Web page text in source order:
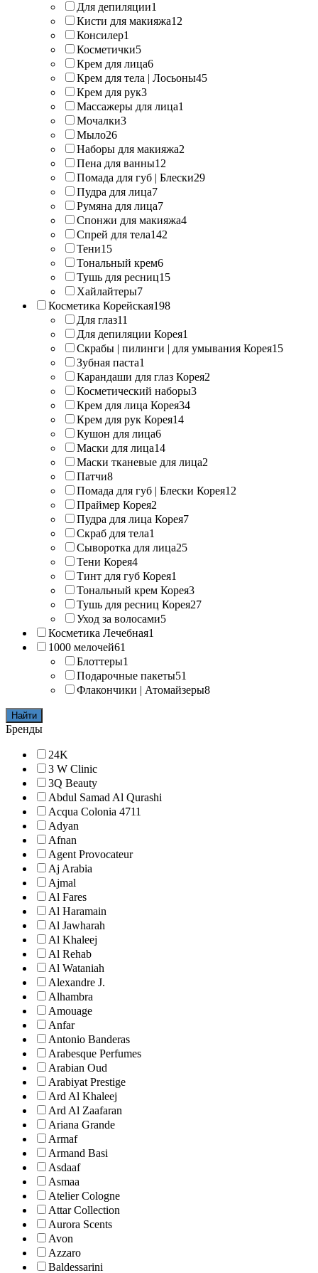
Для депиляции1
Кисти для макияжа12
Консилер1
Косметички5
Крем для лица6
Крем для тела | Лосьоны45
Крем для рук3
Массажеры для лица1
Мочалки3
Мыло26
Наборы для макияжа2
Пена для ванны12
Помада для губ | Блески29
Пудра для лица7
Румяна для лица7
Спонжи для макияжа4
Спрей для тела142
Тени15
Тональный крем6
Тушь для ресниц15
Хайлайтеры7
Косметика Корейская198
Для глаз11
Для депиляции Корея1
Скрабы | пилинги | для умывания Корея15
Зубная паста1
Карандаши для глаз Корея2
Косметический наборы3
Крем для лица Корея34
Крем для рук Корея14
Кушон для лица6
Маски для лица14
Маски тканевые для лица2
Патчи8
Помада для губ | Блески Корея12
Праймер Корея2
Пудра для лица Корея7
Скраб для тела1
Сыворотка для лица25
Тени Корея4
Тинт для губ Корея1
Тональный крем Корея3
Тушь для ресниц Корея27
Уход за волосами5
Косметика Лечебная1
1000 мелочей61
Блоттеры1
Подарочные пакеты51
Флакончики | Атомайзеры8
Найти
Бренды
24K
3 W Clinic
3Q Beauty
Abdul Samad Al Qurashi
Acqua Colonia 4711
Adyan
Afnan
Agent Provocateur
Aj Arabia
Ajmal
Al Fares
Al Haramain
Al Jawharah
Al Khaleej
Al Rehab
Al Wataniah
Alexandre J.
Alhambra
Amouage
Anfar
Antonio Banderas
Arabesque Perfumes
Arabian Oud
Arabiyat Prestige
Ard Al Khaleej
Ard Al Zaafaran
Ariana Grande
Armaf
Armand Basi
Asdaaf
Asmaa
Atelier Cologne
Attar Collection
Aurora Scents
Avon
Azzaro
Baldessarini